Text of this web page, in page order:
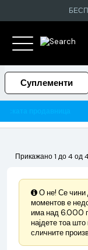
Суплементи
Прикажано 1 до 4 од
О не! Се чини
моментов е
има над 6.000
најдете тоа што
сличните